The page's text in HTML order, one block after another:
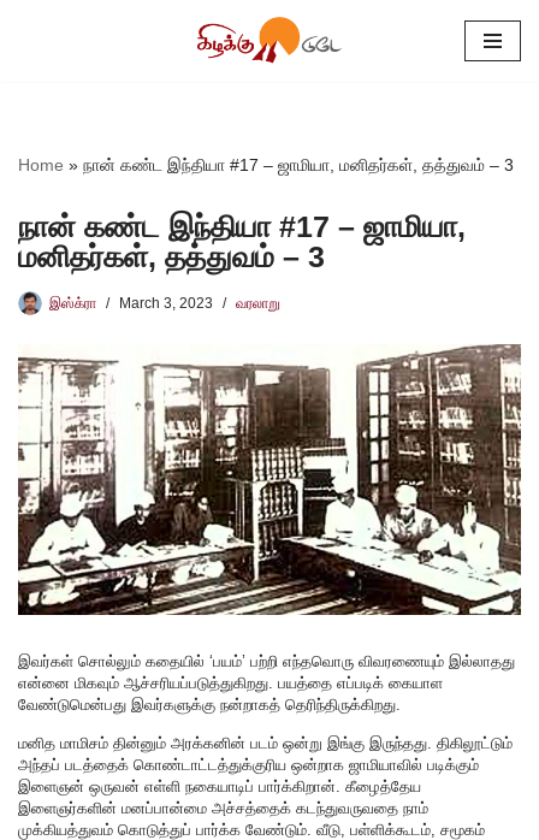
Home » நான் கண்ட இந்தியா #17 – ஜாமியா, மனிதர்கள், தத்துவம் – 3
நான் கண்ட இந்தியா #17 – ஜாமியா,
மனிதர்கள், தத்துவம் – 3
இஸ்க்ரா March 3, 2023 வரலாறு
இவர்கள் சொல்லும் கதையில் ‘பயம்’ பற்றி எந்தவொரு விவரணையும் இல்லாதது
என்னை மிகவும் ஆச்சரியப்படுத்துகிறது. பயத்தை எப்படிக் கையாள
வேண்டுமென்பது இவர்களுக்கு நன்றாகத் தெரிந்திருக்கிறது.
மனித மாமிசம் தின்னும் அரக்கனின் படம் ஒன்று இங்கு இருந்தது. திகிலூட்டும்
அந்தப் படத்தைக் கொண்டாட்டத்துக்குரிய ஒன்றாக ஜாமியாவில் படிக்கும்
இளைஞன் ஒருவன் எள்ளி நகையாடிப் பார்க்கிறான். கீழைத்தேய
இளைஞர்களின் மனப்பான்மை அச்சத்தைக் கடந்துவருவதை நாம்
முக்கியத்துவம் கொடுத்துப் பார்க்க வேண்டும். வீடு, பள்ளிக்கூடம், சமூகம்